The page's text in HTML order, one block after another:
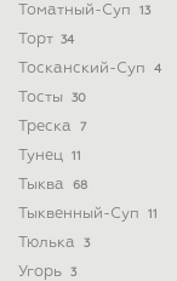
Томатный-Суп 13
Торт 34
Тосканский-Суп 4
Тосты 30
Треска 7
Тунец 11
Тыква 68
Тыквенный-Суп 11
Тюлька 3
Угорь 3